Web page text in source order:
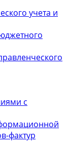
учета и
с
фактур